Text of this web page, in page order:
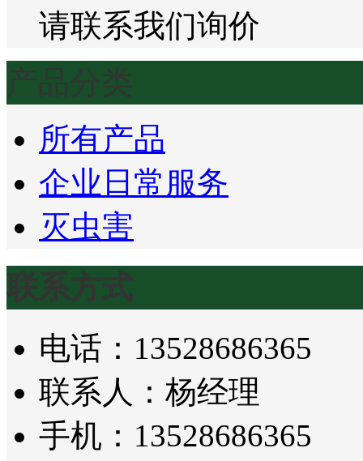
请联系我们询价
产品分类
所有产品
企业日常服务
灭虫害
联系方式
电话：13528686365
联系人：杨经理
手机：13528686365